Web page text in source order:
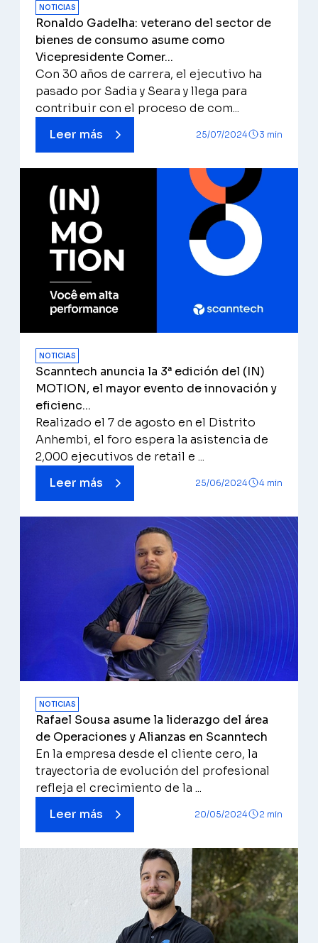
NOTICIAS
Ronaldo Gadelha: veterano del sector de
bienes de consumo asume como
Vicepresidente Comer...
Con 30 años de carrera, el ejecutivo ha
pasado por Sadia y Seara y llega para
contribuir con el proceso de com...
Leer más
25/07/2024 3 min
NOTICIAS
Scanntech anuncia la 3ª edición del (IN)
MOTION, el mayor evento de innovación y
eficienc...
Realizado el 7 de agosto en el Distrito
Anhembi, el foro espera la asistencia de
2,000 ejecutivos de retail e ...
Leer más
25/06/2024 4 min
NOTICIAS
Rafael Sousa asume la liderazgo del área
de Operaciones y Alianzas en Scanntech
En la empresa desde el cliente cero, la
trayectoria de evolución del profesional
refleja el crecimiento de la ...
Leer más
20/05/2024 2 min